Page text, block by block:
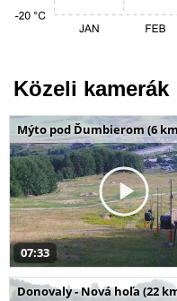
Közeli kamerák
Mýto pod Ďumbierom (6
07:33
Donovaly - Nová hoľa (22